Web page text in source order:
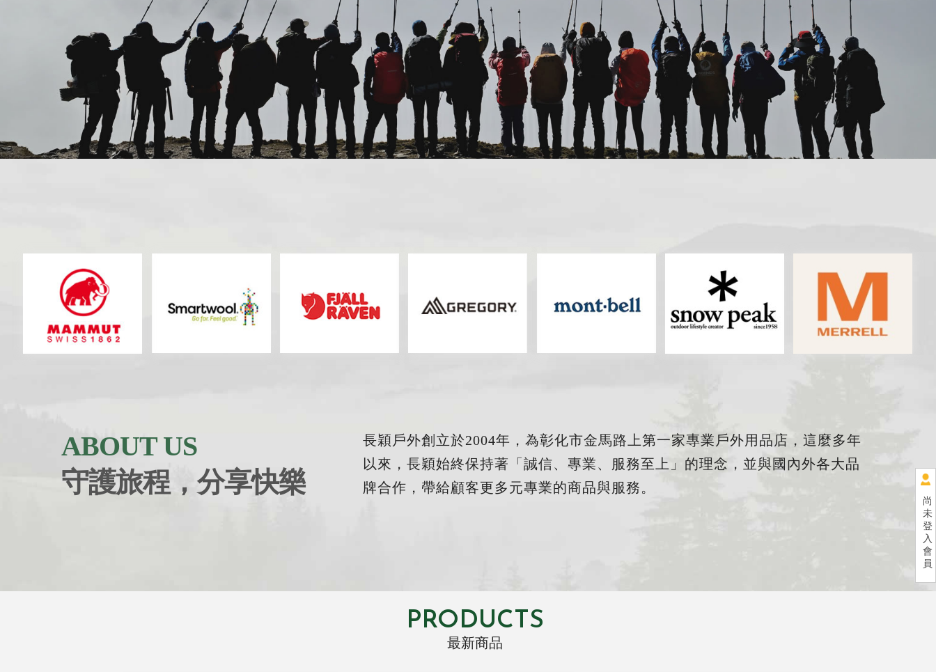
尚
未
登
入
會
員
ABOUT US
守護旅程，分享快樂
長穎戶外創立於2004年，為彰化市金馬路上第一家專業戶外用品店，這麼多年
以來，長穎始終保持著「誠信、專業、服務至上」的理念，並與國內外各大品
牌合作，帶給顧客更多元專業的商品與服務。
PRODUCTS
最新商品